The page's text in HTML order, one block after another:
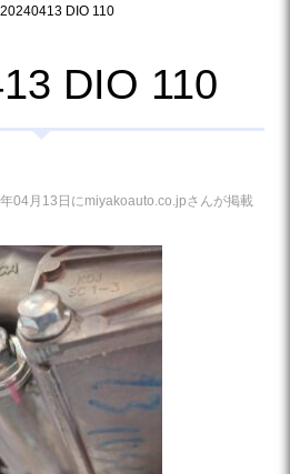
20240413 DIO 110
DIO 110
04月13日にmiyakoauto.co.jpさんが掲載